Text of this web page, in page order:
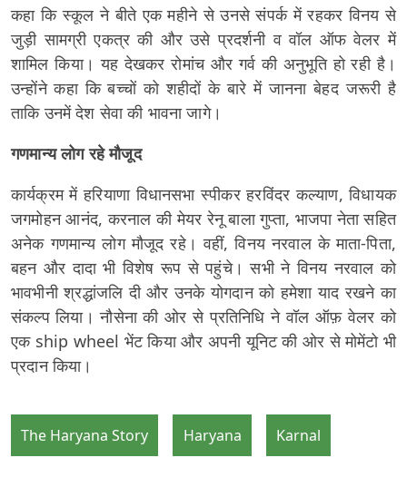
कहा कि स्कूल ने बीते एक महीने से उनसे संपर्क में रहकर विनय से
जुड़ी सामग्री एकत्र की और उसे प्रदर्शनी व वॉल ऑफ वेलर में
शामिल किया। यह देखकर रोमांच और गर्व की अनुभूति हो रही है।
उन्होंने कहा कि बच्चों को शहीदों के बारे में जानना बेहद जरूरी है
ताकि उनमें देश सेवा की भावना जागे।
गणमान्य लोग रहे मौजूद
कार्यक्रम में हरियाणा विधानसभा स्पीकर हरविंदर कल्याण, विधायक
जगमोहन आनंद, करनाल की मेयर रेनू बाला गुप्ता, भाजपा नेता सहित
अनेक गणमान्य लोग मौजूद रहे। वहीं, विनय नरवाल के माता-पिता,
बहन और दादा भी विशेष रूप से पहुंचे। सभी ने विनय नरवाल को
भावभीनी श्रद्धांजलि दी और उनके योगदान को हमेशा याद रखने का
संकल्प लिया। नौसेना की ओर से प्रतिनिधि ने वॉल ऑफ़ वेलर को
एक ship wheel भेंट किया और अपनी यूनिट की ओर से मोमेंटो भी
प्रदान किया।
The Haryana Story Haryana Karnal